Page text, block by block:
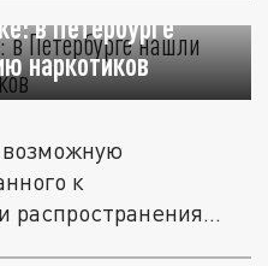
в Петербурге
наркотиков
к
распространения